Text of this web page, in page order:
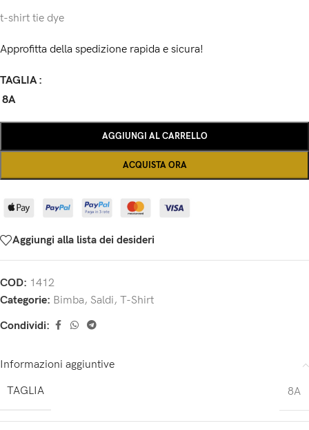
t-shirt tie dye
Approfitta della spedizione rapida e sicura!
TAGLIA
8A
AGGIUNGI AL CARRELLO
ACQUISTA ORA
Aggiungi alla lista dei desideri
COD: 1412
Categorie: Bimba, Saldi, T-Shirt
Condividi:
Informazioni aggiuntive
TAGLIA
8A